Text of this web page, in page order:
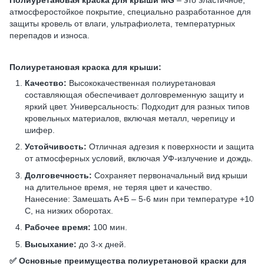
атмосферостойкое покрытие, специально разработанное для
защиты кровель от влаги, ультрафиолета, температурных
перепадов и износа.
Полиуретановая краска для крыши:
Качество: Высококачественная полиуретановая
составляющая обеспечивает долговременную защиту и
яркий цвет. Универсальность: Подходит для разных типов
кровельных материалов, включая металл, черепицу и
шифер.
Устойчивость: Отличная адгезия к поверхности и защита
от атмосферных условий, включая УФ-излучение и дождь.
Долговечность: Сохраняет первоначальный вид крыши
на длительное время, не теряя цвет и качество.
Нанесение: Замешать А+Б – 5-6 мин при температуре +10
С, на низких оборотах.
Рабочее время: 100 мин.
Высыхание: до 3-х дней.
✅ Основные преимущества полиуретановой краски для